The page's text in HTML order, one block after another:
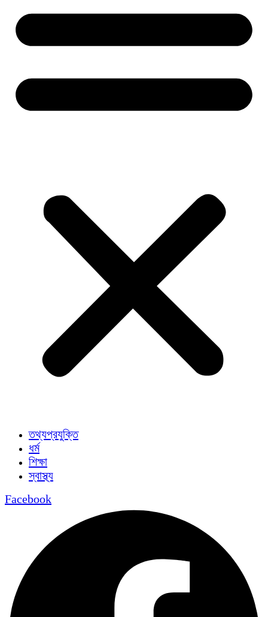
তথ্যপ্রযুক্তি
ধর্ম
শিক্ষা
স্বাস্থ্য
Facebook